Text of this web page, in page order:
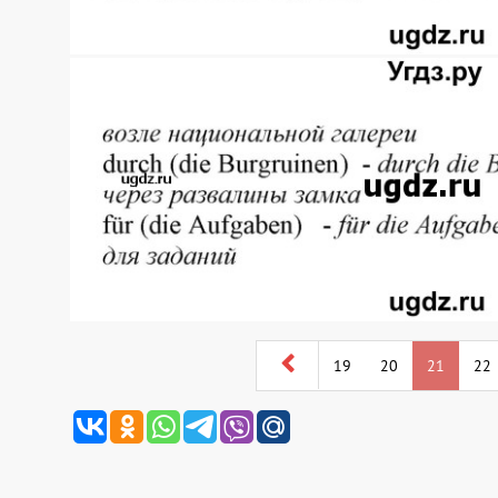
19 20 21 22